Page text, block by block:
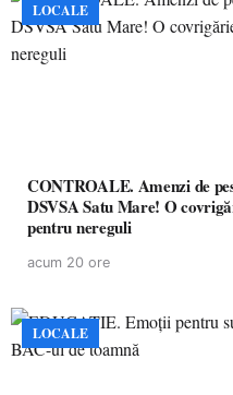
LOCALE
CONTROALE. Amenzi de
DSVSA Satu Mare! O
pentru nereguli
acum 20 ore
LOCALE